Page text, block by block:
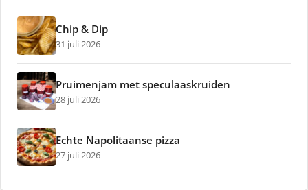
Chip & Dip
31 juli 2026
Pruimenjam met speculaaskruiden
28 juli 2026
Echte Napolitaanse pizza
27 juli 2026